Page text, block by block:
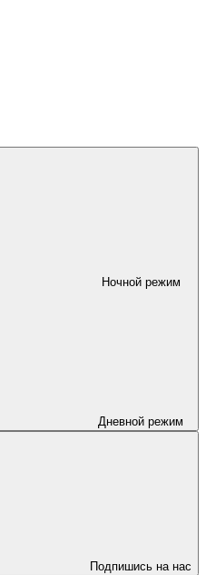
Ночной режим
Дневной режим
Подпишись на нас